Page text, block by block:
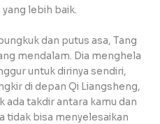
lebih baik.
dan putus asa, Tang
mendalam. Dia menghela
untuk dirinya sendiri,
di depan Qi Liangsheng,
ada takdir antara kamu dan
tidak bisa menyelesaikan